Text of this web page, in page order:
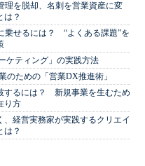
理を脱却、名刺を営業資産に変
は？
乗せるには？ “よくある課題”を
ケティング」の実践方法
のための「営業DX推進術」
するには？ 新規事業を生むため
り方
、経営実務家が実践するクリエイ
は？